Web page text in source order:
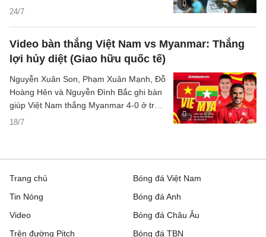
24/7
của tiền vệ nhập tịch Đỗ Hoàng Hên.
Video bàn thắng Việt Nam vs Myanmar: Thắng
lợi hủy diệt (Giao hữu quốc tế)
18/7
Nguyễn Xuân Son, Phạm Xuân Mạnh, Đỗ
Hoàng Hên và Nguyễn Đình Bắc ghi bàn
giúp Việt Nam thắng Myanmar 4-0 ở trận
giao hữu trước ASEAN Cup.
Trang chủ
Tin Nóng
Video
Trên đường Pitch
Bóng đá Việt Nam
Bóng đá Anh
Bóng đá Châu Âu
Bóng đá TBN